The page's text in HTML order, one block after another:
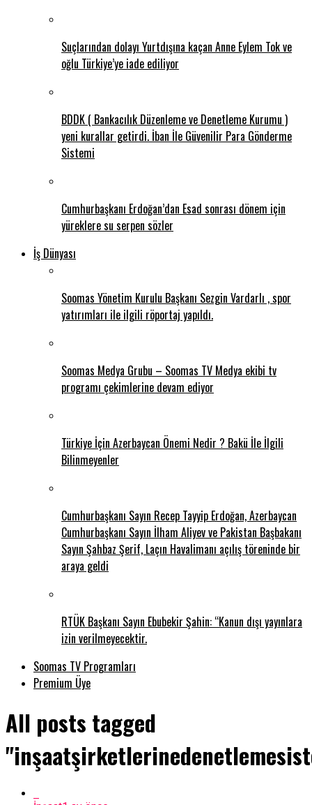
Suçlarından dolayı Yurtdışına kaçan Anne Eylem Tok ve
oğlu Türkiye’ye iade ediliyor
BDDK ( Bankacılık Düzenleme ve Denetleme Kurumu )
yeni kurallar getirdi. İban İle Güvenilir Para Gönderme
Sistemi
Cumhurbaşkanı Erdoğan’dan Esad sonrası dönem için
yüreklere su serpen sözler
İş Dünyası
Soomas Yönetim Kurulu Başkanı Sezgin Vardarlı , spor
yatırımları ile ilgili röportaj yapıldı.
Soomas Medya Grubu – Soomas TV Medya ekibi tv
programı çekimlerine devam ediyor
Türkiye İçin Azerbaycan Önemi Nedir ? Bakü İle İlgili
Bilinmeyenler
Cumhurbaşkanı Sayın Recep Tayyip Erdoğan, Azerbaycan
Cumhurbaşkanı Sayın İlham Aliyev ve Pakistan Başbakanı
Sayın Şahbaz Şerif, Laçın Havalimanı açılış töreninde bir
araya geldi
RTÜK Başkanı Sayın Ebubekir Şahin: “Kanun dışı yayınlara
izin verilmeyecektir.
Soomas TV Programları
Premium Üye
All posts tagged